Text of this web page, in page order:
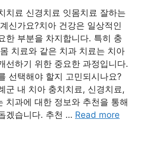
치료 신경치료 잇몸치료 잘하는
신가요?치아 건강은 일상적인
한 부분을 차지합니다. 특히 충
치료와 같은 치과 치료는 치아
선하기 위한 중요한 과정입니다.
선택해야 할지 고민되시나요?
군 내 치아 충치치료, 신경치료,
치과에 대한 정보와 추천을 통해
겠습니다. 추천 … Read more